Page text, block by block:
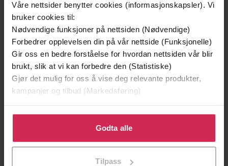
Våre nettsider benytter cookies (informasjonskapsler). Vi
bruker cookies til:
Nødvendige funksjoner på nettsiden (Nødvendige)
Forbedrer opplevelsen din på vår nettside (Funksjonelle)
Gir oss en bedre forståelse for hvordan nettsiden vår blir
brukt, slik at vi kan forbedre den (Statistiske)
Gjør det mulig for oss å vise deg relevante produkter,
kampanjer og tilbud (Markedsføring)
Klikk på «Godta alle» for å gi oss ditt samtykke til å
bruke cookies for alle disse formålene. Du kan også
tilpasse ditt samtykke til spesifikke formål ved å klikke
Godta alle
Tilpass
Utgitt
Lengde sider
Sjanger Fagbøker,Samfunnsvitenskap,
Psykologi
Språk Bokmål